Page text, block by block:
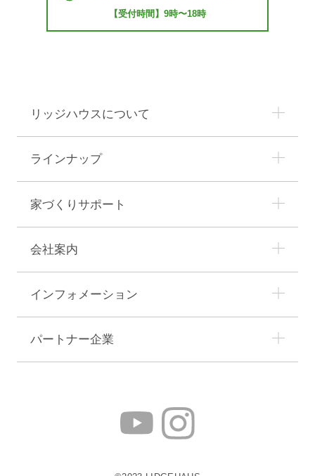
【受付時間】9時〜18時
リッジハウスについて
ラインナップ
家づくりサポート
会社案内
インフォメーション
パートナー企業